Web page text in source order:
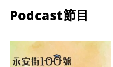
Podcast節目